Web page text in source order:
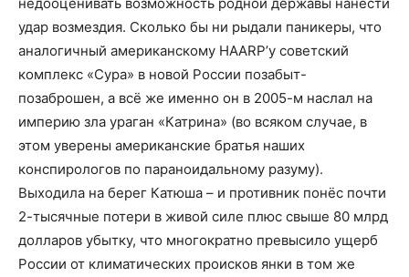
удар возмездия. Сколько бы ни рыдали паникеры, что
аналогичный американскому HAARP’у советский
комплекс «Сура» в новой России позабыт-
позаброшен, а всё же именно он в 2005-м наслал на
империю зла ураган «Катрина» (во всяком случае, в
этом уверены американские братья наших
конспирологов по параноидальному разуму).
Выходила на берег Катюша – и противник понёс почти
2-тысячные потери в живой силе плюс свыше 80 млрд
долларов убытку, что многократно превысило ущерб
России от климатических происков янки в том же